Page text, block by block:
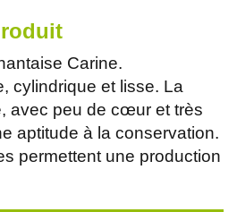
Carine.
cylindrique et lisse. La
avec peu de cœur et très
aptitude à la conservation.
permettent une production